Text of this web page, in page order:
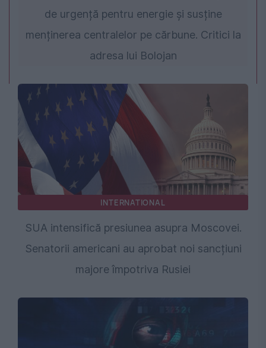
de urgență pentru energie și susține
menținerea centralelor pe cărbune. Critici la
adresa lui Bolojan
INTERNATIONAL
SUA intensifică presiunea asupra Moscovei.
Senatorii americani au aprobat noi sancțiuni
majore împotriva Rusiei